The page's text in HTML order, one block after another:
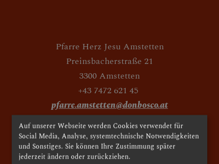
GRUPPEN IN DER
PFARRE
MESSZEITEN
KIRCHEN UND
Pfarre Herz Jesu Amstetten
Preinsbacherstraße 21
3300 Amstetten
+43 7472 621 45
pfarre.amstetten@donbosco.at
facebook
Auf unserer Webseite werden Cookies verwendet für
Social Media, Analyse, systemtechnische Notwendigkeiten
und Sonstiges. Sie können Ihre Zustimmung später
jederzeit ändern oder zurückziehen.